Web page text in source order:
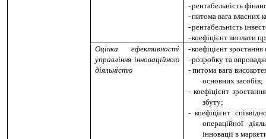
-рентабельність
-питома вага власних
-рентабельність
-коефіцієнт виплати
Оцінка ефективності
управління інноваційною
діяльністю
-коефіцієнт
-розробку та
- питома вага
основних засобів;
- коефіцієнт
збуту;
- коефіцієнт
операційної
інновації в